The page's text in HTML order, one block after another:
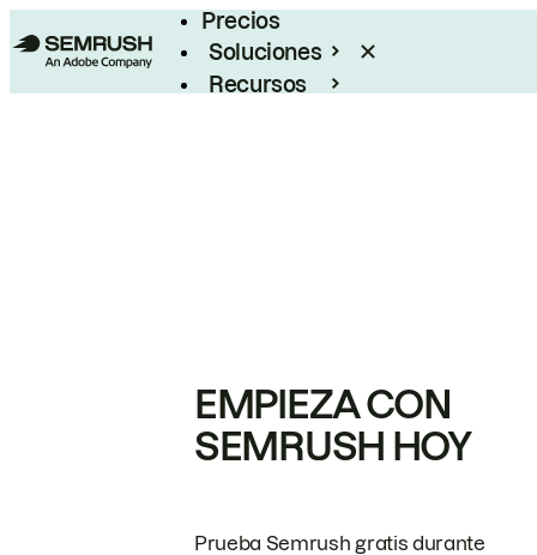
Precios
Soluciones
Recursos
EMPIEZA CON
SEMRUSH HOY
Prueba Semrush gratis durante